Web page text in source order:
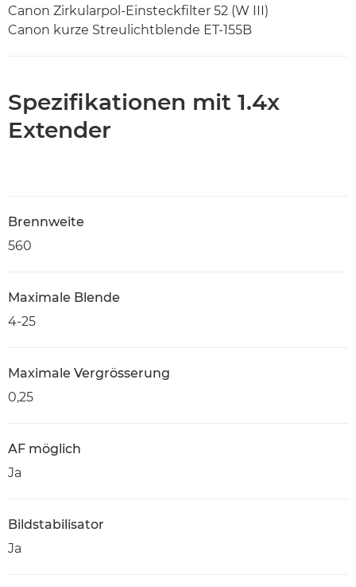
Canon Zirkularpol-Einsteckfilter 52 (W III)
Canon kurze Streulichtblende ET-155B
Spezifikationen mit 1.4x
Extender
Brennweite
560
Maximale Blende
4-25
Maximale Vergrösserung
0,25
AF möglich
Ja
Bildstabilisator
Ja